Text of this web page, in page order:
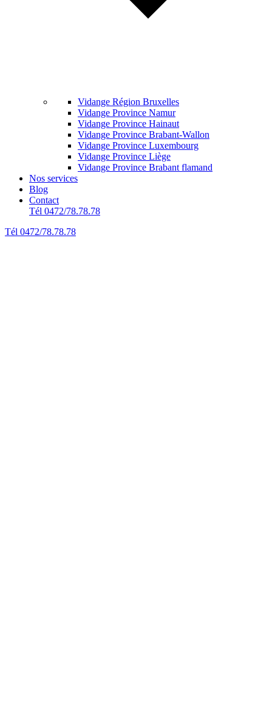
Vidange Région Bruxelles
Vidange Province Namur
Vidange Province Hainaut
Vidange Province Brabant-Wallon
Vidange Province Luxembourg
Vidange Province Liège
Vidange Province Brabant flamand
Nos services
Blog
Contact
Tél 0472/78.78.78
Tél 0472/78.78.78